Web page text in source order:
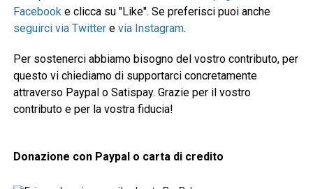
Facebooke clicca su "Like". Se preferisci puoi anche
seguirci via Twittere via Instagram.
Per sostenerci abbiamo bisogno del vostro contributo, per
questo vi chiediamo di supportarci concretamente
attraverso Paypal o Satispay. Grazie per il vostro
contributo e per la vostra fiducia!
Donazione con Paypal o carta di credito